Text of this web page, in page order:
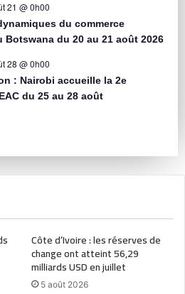
21 @ 0h00
du commerce
Botswana du 20 au 21 août 2026
28 @ 0h00
: Nairobi accueille la 2e
du 25 au 28 août
Côte d’Ivoire : les réserves de
change ont atteint 56,29
milliards USD en juillet
5 août 2026